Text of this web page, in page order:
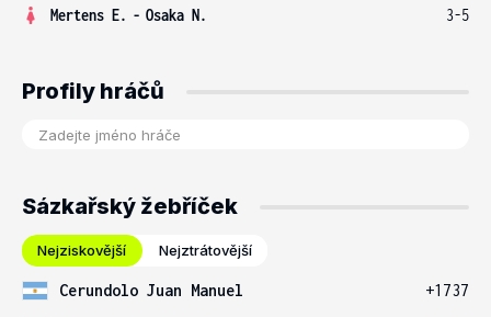
Mertens E. - Osaka N. 3-5
Profily hráčů
Sázkařský žebříček
Nejziskovější Nejztrátovější
Cerundolo Juan Manuel
+1737